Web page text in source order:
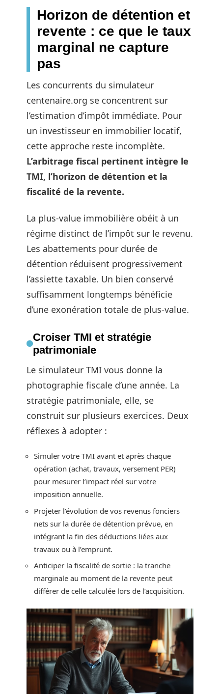
Horizon de détention et
revente : ce que le taux
marginal ne capture
pas
Les concurrents du simulateur
centenaire.org se concentrent sur
l’estimation d’impôt immédiate. Pour
un investisseur en immobilier locatif,
cette approche reste incomplète.
L’arbitrage fiscal pertinent intègre le
TMI, l’horizon de détention et la
fiscalité de la revente.
La plus-value immobilière obéit à un
régime distinct de l’impôt sur le revenu.
Les abattements pour durée de
détention réduisent progressivement
l’assiette taxable. Un bien conservé
suffisamment longtemps bénéficie
d’une exonération totale de plus-value.
Croiser TMI et stratégie
patrimoniale
Le simulateur TMI vous donne la
photographie fiscale d’une année. La
stratégie patrimoniale, elle, se
construit sur plusieurs exercices. Deux
réflexes à adopter :
Simuler votre TMI avant et après chaque
opération (achat, travaux, versement PER)
pour mesurer l’impact réel sur votre
imposition annuelle.
Projeter l’évolution de vos revenus fonciers
nets sur la durée de détention prévue, en
intégrant la fin des déductions liées aux
travaux ou à l’emprunt.
Anticiper la fiscalité de sortie : la tranche
marginale au moment de la revente peut
différer de celle calculée lors de l’acquisition.